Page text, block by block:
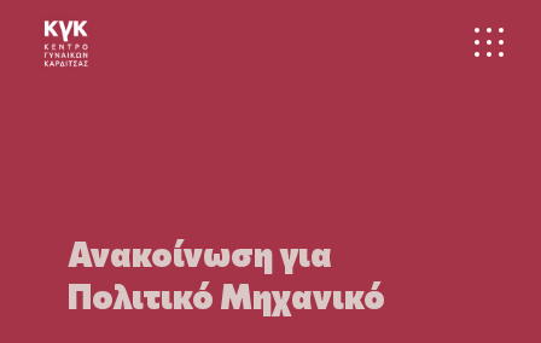
content
Ανακοίνωση για
Πολιτικό Μηχανικό